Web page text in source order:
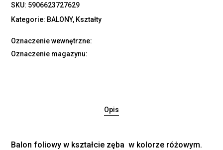
SKU: 5906623727629
Kategorie: BALONY, Kształty
Oznaczenie wewnętrzne:
Oznaczenie magazynu:
Opis
Balon foliowy w kształcie zęba w kolorze różowym.